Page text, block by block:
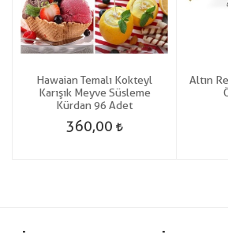
Hawaian Temalı Kokteyl
Karışık Meyve Süsleme
Kürdan 96 Adet
360,00
Altın